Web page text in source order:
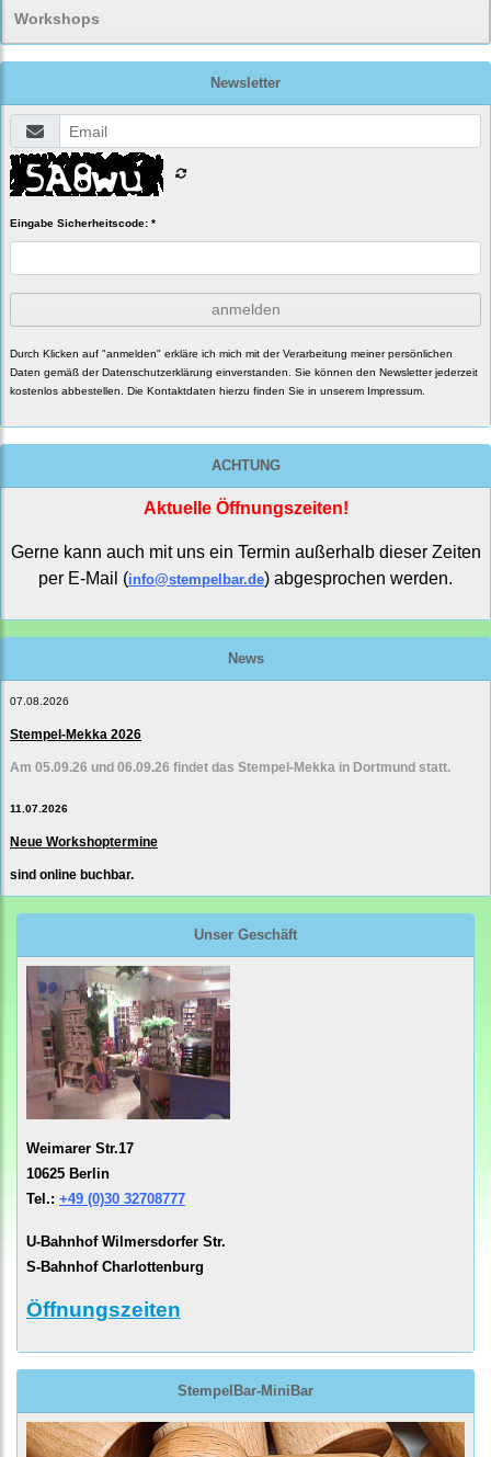
Workshops
Newsletter
Eingabe Sicherheitscode: *
anmelden
Durch Klicken auf "anmelden" erkläre ich mich mit der Verarbeitung meiner persönlichen
Daten gemäß der Datenschutzerklärung einverstanden. Sie können den Newsletter jederzeit
kostenlos abbestellen. Die Kontaktdaten hierzu finden Sie in unserem Impressum.
ACHTUNG
Aktuelle Öffnungszeiten!
Gerne kann auch mit uns ein Termin außerhalb dieser Zeiten
per E-Mail (info@stempelbar.de) abgesprochen werden.
News
07.08.2026
Stempel-Mekka 2026
Am 05.09.26 und 06.09.26 findet das Stempel-Mekka in Dortmund statt.
11.07.2026
Neue Workshoptermine
sind online buchbar.
Unser Geschäft
Weimarer Str.17
10625 Berlin
Tel.: +49 (0)30 32708777
U-Bahnhof Wilmersdorfer Str.
S-Bahnhof Charlottenburg
Öffnungszeiten
StempelBar-MiniBar